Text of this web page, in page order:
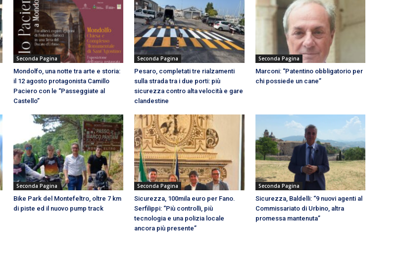
Seconda Pagina
Mondolfo, una notte tra arte e storia:
il 12 agosto protagonista Camillo
Paciero con le “Passeggiate al
Castello”
Seconda Pagina
Pesaro, completati tre rialzamenti
sulla strada tra i due porti: più
sicurezza contro alta velocità e gare
clandestine
Seconda Pagina
Marconi: “Patentino obbligatorio per
chi possiede un cane”
Seconda Pagina
Bike Park del Montefeltro, oltre 7 km
di piste ed il nuovo pump track
Seconda Pagina
Sicurezza, 100mila euro per Fano.
Serfilippi: “Più controlli, più
tecnologia e una polizia locale
ancora più presente”
Seconda Pagina
Sicurezza, Baldelli: “9 nuovi agenti al
Commissariato di Urbino, altra
promessa mantenuta”